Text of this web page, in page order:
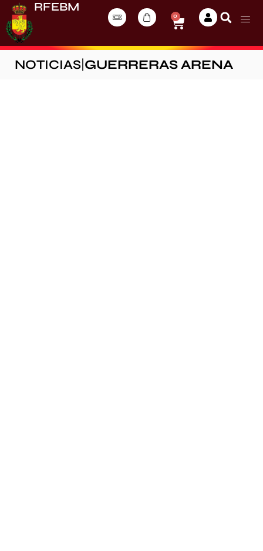
RFEBM
0
NOTICIAS GUERRERAS ARENA